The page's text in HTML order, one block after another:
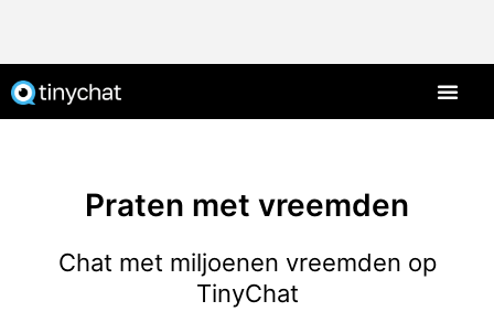
Praten met vreemden
Chat met miljoenen vreemden op
TinyChat